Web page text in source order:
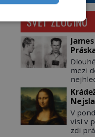
SVĚT ZLOČINU
mezi
dvě –
James
V
visí v
zdi